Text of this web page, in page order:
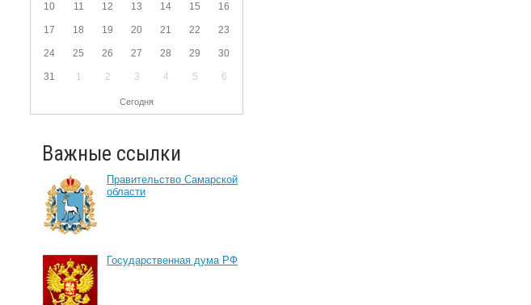
10 11 12 13 14 15 16
17 18 19 20 21 22 23
24 25 26 27 28 29 30
31 1 2 3 4 5 6
Сегодня
Важные ссылки
Правительство Самарской
области
Государственная дума РФ